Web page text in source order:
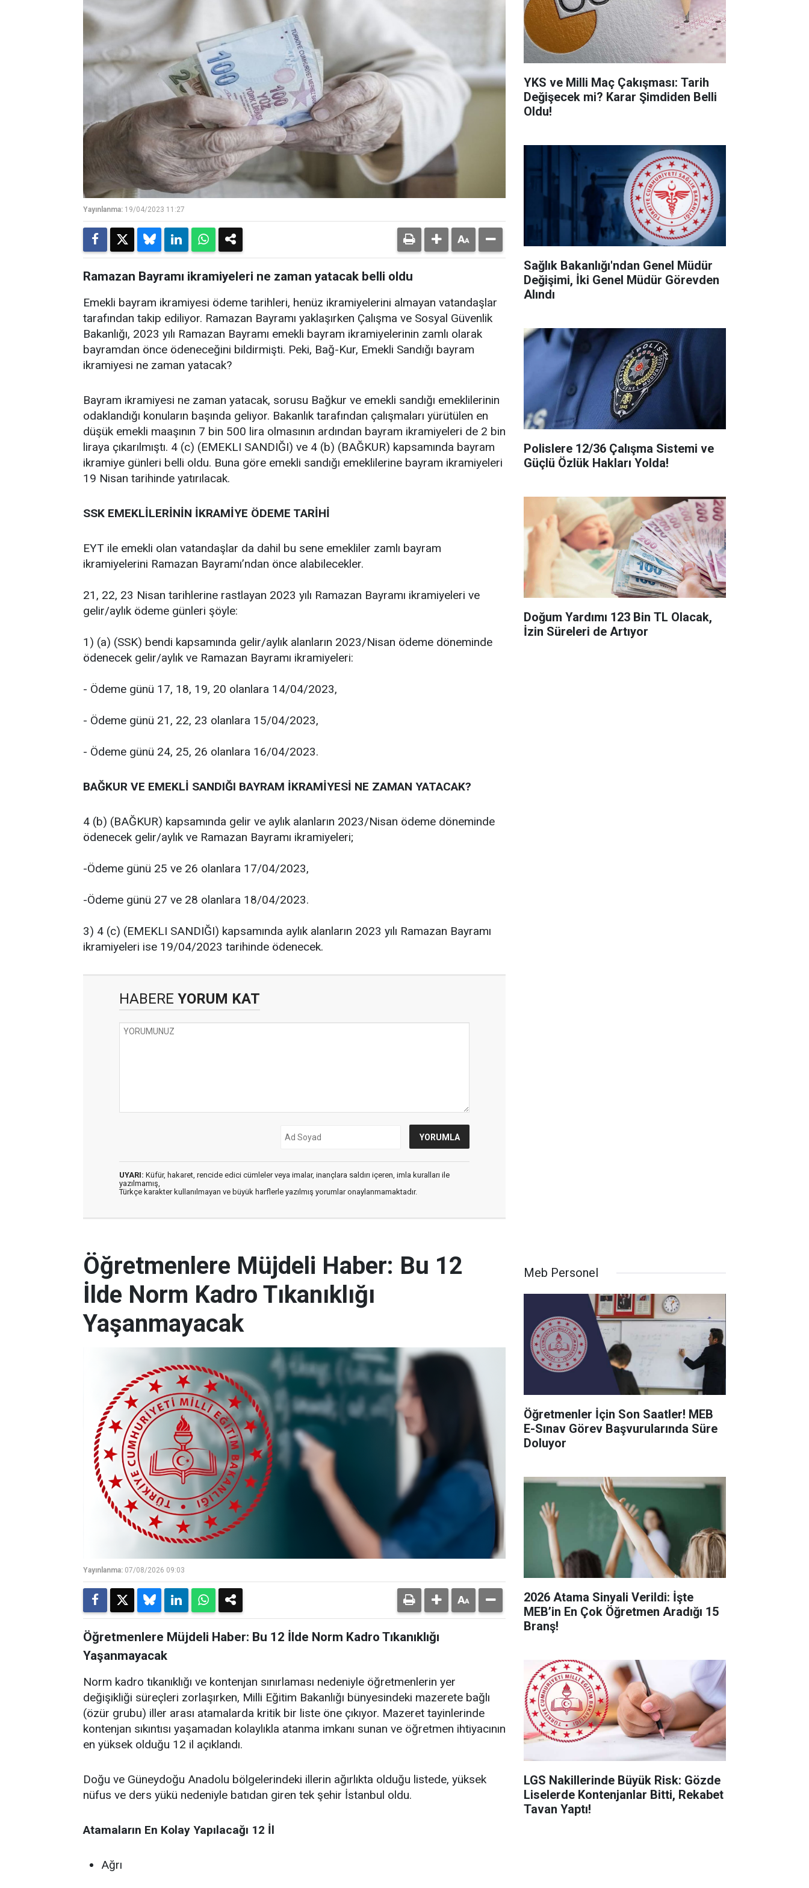
Yayınlanma: 19/04/2023 11:27
Ramazan Bayramı ikramiyeleri ne zaman yatacak belli oldu
Emekli bayram ikramiyesi ödeme tarihleri, henüz ikramiyelerini almayan vatandaşlar
tarafından takip ediliyor. Ramazan Bayramı yaklaşırken Çalışma ve Sosyal Güvenlik
Bakanlığı, 2023 yılı Ramazan Bayramı emekli bayram ikramiyelerinin zamlı olarak
bayramdan önce ödeneceğini bildirmişti. Peki, Bağ-Kur, Emekli Sandığı bayram
ikramiyesi ne zaman yatacak?
Bayram ikramiyesi ne zaman yatacak, sorusu Bağkur ve emekli sandığı emeklilerinin
odaklandığı konuların başında geliyor. Bakanlık tarafından çalışmaları yürütülen en
düşük emekli maaşının 7 bin 500 lira olmasının ardından bayram ikramiyeleri de 2 bin
liraya çıkarılmıştı. 4 (c) (EMEKLI SANDIĞI) ve 4 (b) (BAĞKUR) kapsamında bayram
ikramiye günleri belli oldu. Buna göre emekli sandığı emeklilerine bayram ikramiyeleri
19 Nisan tarihinde yatırılacak.
SSK EMEKLİLERİNİN İKRAMİYE ÖDEME TARİHİ
EYT ile emekli olan vatandaşlar da dahil bu sene emekliler zamlı bayram
ikramiyelerini Ramazan Bayramı’ndan önce alabilecekler.
21, 22, 23 Nisan tarihlerine rastlayan 2023 yılı Ramazan Bayramı ikramiyeleri ve
gelir/aylık ödeme günleri şöyle:
1) (a) (SSK) bendi kapsamında gelir/aylık alanların 2023/Nisan ödeme döneminde
ödenecek gelir/aylık ve Ramazan Bayramı ikramiyeleri:
- Ödeme günü 17, 18, 19, 20 olanlara 14/04/2023,
- Ödeme günü 21, 22, 23 olanlara 15/04/2023,
- Ödeme günü 24, 25, 26 olanlara 16/04/2023.
BAĞKUR VE EMEKLİ SANDIĞI BAYRAM İKRAMİYESİ NE ZAMAN YATACAK?
4 (b) (BAĞKUR) kapsamında gelir ve aylık alanların 2023/Nisan ödeme döneminde
ödenecek gelir/aylık ve Ramazan Bayramı ikramiyeleri;
-Ödeme günü 25 ve 26 olanlara 17/04/2023,
-Ödeme günü 27 ve 28 olanlara 18/04/2023.
3) 4 (c) (EMEKLI SANDIĞI) kapsamında aylık alanların 2023 yılı Ramazan Bayramı
ikramiyeleri ise 19/04/2023 tarihinde ödenecek.
HABERE YORUM KAT
UYARI: Küfür, hakaret, rencide edici cümleler veya imalar, inançlara saldırı içeren, imla kuralları ile
yazılmamış,
Türkçe karakter kullanılmayan ve büyük harflerle yazılmış yorumlar onaylanmamaktadır.
YKS ve Milli Maç Çakışması: Tarih
Değişecek mi? Karar Şimdiden Belli
Oldu!
Sağlık Bakanlığı'ndan Genel Müdür
Değişimi, İki Genel Müdür Görevden
Alındı
Polislere 12/36 Çalışma Sistemi ve
Güçlü Özlük Hakları Yolda!
Doğum Yardımı 123 Bin TL Olacak,
İzin Süreleri de Artıyor
Öğretmenlere Müjdeli Haber: Bu 12
İlde Norm Kadro Tıkanıklığı
Yaşanmayacak
Yayınlanma: 07/08/2026 09:03
Öğretmenlere Müjdeli Haber: Bu 12 İlde Norm Kadro Tıkanıklığı
Yaşanmayacak
Norm kadro tıkanıklığı ve kontenjan sınırlaması nedeniyle öğretmenlerin yer
değişikliği süreçleri zorlaşırken, Milli Eğitim Bakanlığı bünyesindeki mazerete bağlı
(özür grubu) iller arası atamalarda kritik bir liste öne çıkıyor. Mazeret tayinlerinde
kontenjan sıkıntısı yaşamadan kolaylıkla atanma imkanı sunan ve öğretmen ihtiyacının
en yüksek olduğu 12 il açıklandı.
Doğu ve Güneydoğu Anadolu bölgelerindeki illerin ağırlıkta olduğu listede, yüksek
nüfus ve ders yükü nedeniyle batıdan giren tek şehir İstanbul oldu.
Atamaların En Kolay Yapılacağı 12 İl
Ağrı
Meb Personel
Öğretmenler İçin Son Saatler! MEB
E-Sınav Görev Başvurularında Süre
Doluyor
2026 Atama Sinyali Verildi: İşte
MEB’in En Çok Öğretmen Aradığı 15
Branş!
LGS Nakillerinde Büyük Risk: Gözde
Liselerde Kontenjanlar Bitti, Rekabet
Tavan Yaptı!